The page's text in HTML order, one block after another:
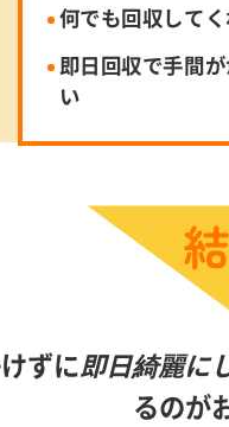
何でも回収して
即日回収で手間
い
ずに即日綺麗に
るのが